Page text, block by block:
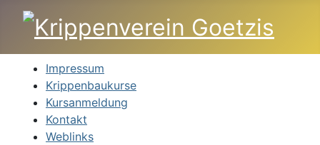
Impressum
Krippenbaukurse
Kursanmeldung
Kontakt
Weblinks